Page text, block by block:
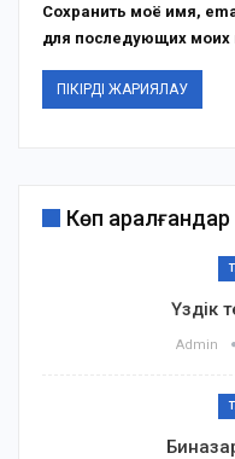
Сохранить моё имя,
для последующих моих
Көп қаралғандар
Үздік
Admin